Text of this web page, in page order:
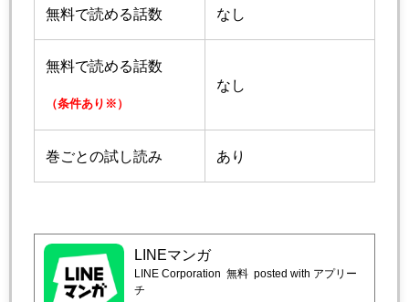
無料で読める話数 なし
無料で読める話数
（条件あり※）
なし
巻ごとの試し読み あり
LINEマンガ
LINE Corporation 無料 posted with アプリー
チ